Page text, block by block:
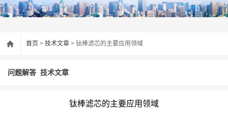
首页 > 技术文章 > 钛棒滤芯的主要应用领域
问题解答 技术文章
钛棒滤芯的主要应用领域